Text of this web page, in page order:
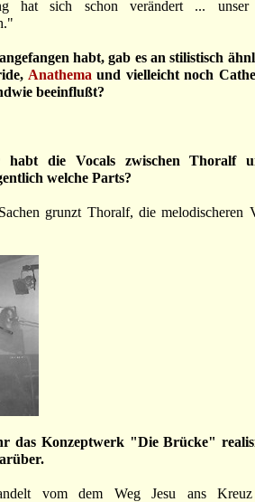
hat sich schon verändert ... unser
habt, gab es an stilistisch
Anathema und vielleicht noch
beeinflußt?
die Vocals zwischen Thoralf
welche Parts?
grunzt Thoralf, die melodischeren
das Konzeptwerk "Die Brücke"
vom dem Weg Jesu ans